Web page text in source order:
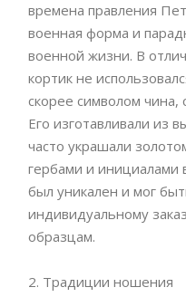
времена правления
военная форма и
военной жизни. В
кортик не
скорее символом чина,
Его изготавливали из
часто украшали
гербами и инициалами
был уникален и мог
индивидуальному
образцам.
2. Традиции ношения